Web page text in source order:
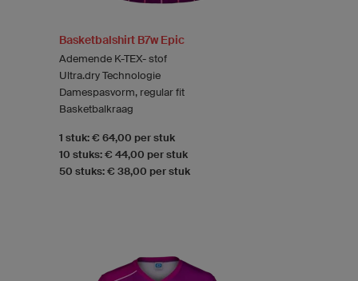
Basketbalshirt B7w Epic
Ademende K-TEX- stof
Ultra.dry Technologie
Damespasvorm, regular fit
Basketbalkraag
1 stuk: € 64,00 per stuk
10 stuks: € 44,00 per stuk
50 stuks: € 38,00 per stuk